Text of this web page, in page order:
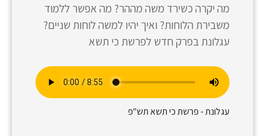
מה יקרה כשירד משה מההר? מה אפשר ללמוד
משבירת הלוחות? ואיך יהיו למשה לוחות שניים?
עגלונת בפרק חדש לפרשת כי תשא
עגלונת - פרשת כי תשא תש"פ